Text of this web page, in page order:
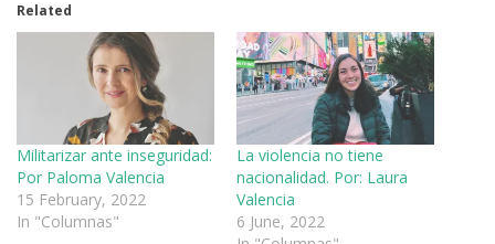
Related
Militarizar ante inseguridad:
Por Paloma Valencia
15 February, 2022
In "Columnas"
La violencia no tiene
nacionalidad. Por: Laura
Valencia
6 June, 2022